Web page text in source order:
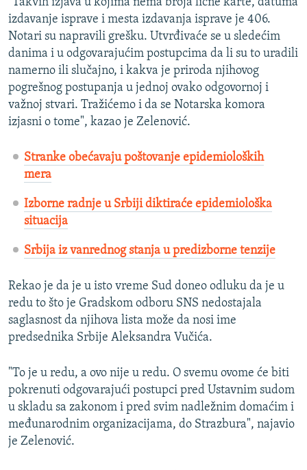
"Takvih izjava u kojima nema broja lične karte, datuma
izdavanje isprave i mesta izdavanja isprave je 406.
Notari su napravili grešku. Utvrđivaće se u sledećim
danima i u odgovarajućim postupcima da li su to uradili
namerno ili slučajno, i kakva je priroda njihovog
pogrešnog postupanja u jednoj ovako odgovornoj i
važnoj stvari. Tražićemo i da se Notarska komora
izjasni o tome", kazao je Zelenović.
Stranke obećavaju poštovanje epidemioloških
mera
Izborne radnje u Srbiji diktiraće epidemiološka
situacija
Srbija iz vanrednog stanja u predizborne tenzije
Rekao je da je u isto vreme Sud doneo odluku da je u
redu to što je Gradskom odboru SNS nedostajala
saglasnost da njihova lista može da nosi ime
predsednika Srbije Aleksandra Vučića.
"To je u redu, a ovo nije u redu. O svemu ovome će biti
pokrenuti odgovarajući postupci pred Ustavnim sudom
u skladu sa zakonom i pred svim nadležnim domaćim i
međunarodnim organizacijama, do Strazbura", najavio
je Zelenović.